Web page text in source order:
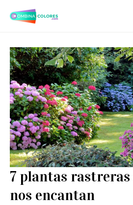
7 plantas
nos encantan